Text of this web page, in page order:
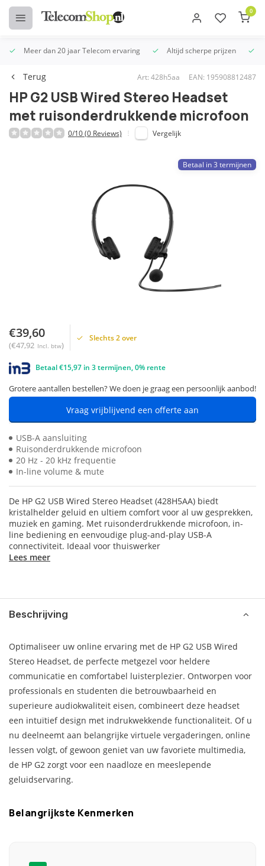
0
Meer dan 20 jaar Telecom ervaring Altijd scherpe prijzen
Terug Art: 428h5aa EAN: 195908812487
HP G2 USB Wired Stereo Headset
met ruisonderdrukkende microfoon
0/10 (0 Reviews) Vergelijk
Betaal in 3 termijnen
€39,60
(€47,92 Incl. btw)
Slechts 2 over
Betaal €15,97 in 3 termijnen, 0% rente
Grotere aantallen bestellen? We doen je graag een persoonlijk aanbod!
Vraag vrijblijvend een offerte aan
USB-A aansluiting
Ruisonderdrukkende microfoon
20 Hz - 20 kHz frequentie
In-line volume & mute
De HP G2 USB Wired Stereo Headset (428H5AA) biedt
kristalhelder geluid en ultiem comfort voor al uw gesprekken,
muziek en gaming. Met ruisonderdrukkende microfoon, in-
line bediening en eenvoudige plug-and-play USB-A
connectiviteit. Ideaal voor thuiswerker
Lees meer
Beschrijving
Optimaliseer uw online ervaring met de HP G2 USB Wired
Stereo Headset, de perfecte metgezel voor heldere
communicatie en comfortabel luisterplezier. Ontworpen voor
professionals en studenten die betrouwbaarheid en
superieure audiokwaliteit eisen, combineert deze headset
een intuïtief design met indrukwekkende functionaliteit. Of u
nu deelneemt aan belangrijke virtuele vergaderingen, online
lessen volgt, of gewoon geniet van uw favoriete multimedia,
de HP G2 zorgt voor een naadloze en meeslepende
geluidservaring.
Belangrijkste Kenmerken